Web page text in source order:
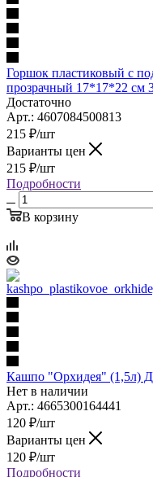
Горшок пластиковый с
прозрачный 17*17*22 см
Достаточно
Арт.: 4607084500813
215 ₽/шт
Варианты цен
215 ₽/шт
Подробности
В корзину
Кашпо "Орхидея" (1,5л)
Нет в наличии
Арт.: 4665300164441
120 ₽/шт
Варианты цен
120 ₽/шт
Подробности